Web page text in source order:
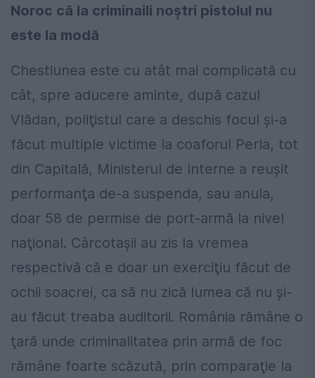
Noroc că la criminaili noştri pistolul nu
este la modă
Chestiunea este cu atât mai complicată cu
cât, spre aducere aminte, după cazul
Vlădan, poliţistul care a deschis focul şi-a
făcut multiple victime la coaforul Perla, tot
din Capitală, Ministerul de Interne a reuşit
performanţa de-a suspenda, sau anula,
doar 58 de permise de port-armă la nivel
naţional. Cârcotaşii au zis la vremea
respectivă că e doar un exerciţiu făcut de
ochii soacrei, ca să nu zică lumea că nu şi-
au făcut treaba auditorii. România rămâne o
ţară unde criminalitatea prin armă de foc
rămâne foarte scăzută, prin comparaţie la